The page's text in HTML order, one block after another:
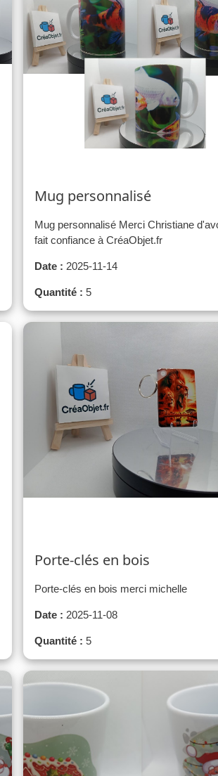
Mug personnalisé
Mug personnalisé Merci Christiane
fait confiance à CréaObjet.fr
Date : 2025-11-14
Quantité : 5
Porte-clés en bois
Porte-clés en bois merci michelle
Date : 2025-11-08
Quantité : 5